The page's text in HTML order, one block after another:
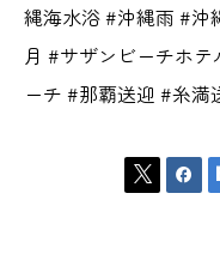
縄海水浴 #沖縄雨 #沖
月 #サザンビーチホ
ーチ #那覇送迎 #糸
 